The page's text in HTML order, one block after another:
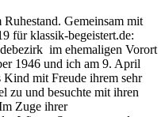
Gemeinsam mit
für klassik-begeistert.de:
im ehemaligen Vorort
1946 und ich am 9. April
Kind mit Freude ihrem sehr
zu und besuchte mit ihren
Zuge ihrer